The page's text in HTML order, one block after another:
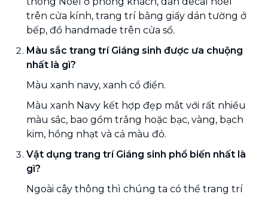
trên cửa kính, trang trí bằng giấy dán tường ở
bếp, đồ handmade trên cửa sổ.
Màu sắc trang trí Giáng sinh được ưa chuộng
nhất là gì?
Màu xanh navy, xanh cổ điển.
Màu xanh Navy kết hợp đẹp mắt với rất nhiều
màu sắc, bao gồm trắng hoặc bạc, vàng, bạch
kim, hồng nhạt và cả màu đỏ.
Vật dụng trang trí Giáng sinh phổ biến nhất là
gì?
Ngoài cây thông thì chúng ta có thể trang trí